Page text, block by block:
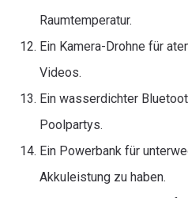
Raumtemperatur.
Ein Kamera-Drohne für
Videos.
Ein wasserdichter
Poolpartys.
Ein Powerbank für
Akkuleistung zu haben.